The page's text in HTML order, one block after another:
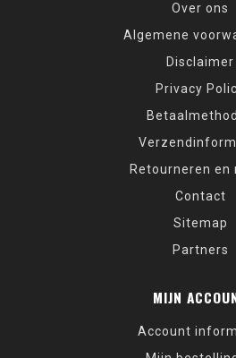
Over ons
Algemene
Disclaimer
Privacy
Retourneren en
Contact
Sitemap
Partners
MIJN
Account